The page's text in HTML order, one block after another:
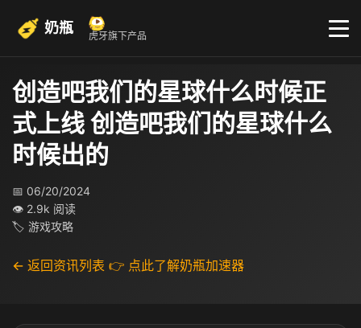
奶瓶 虎牙旗下产品
创造吧我们的星球什么时候正
式上线 创造吧我们的星球什么
时候出的
📅 06/20/2024
👁 2.9k 阅读
🏷 游戏攻略
← 返回资讯列表 👉 点此了解奶瓶加速器